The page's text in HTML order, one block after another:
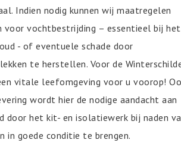
Indien nodig kunnen wij maatregelen
vochtbestrijding – essentieel bij het
- of eventuele schade door
te herstellen. Voor de
vitale leefomgeving voor u voorop!
wordt hier de nodige aandacht aan
door het kit- en isolatiewerk bij naden
in goede conditie te brengen.